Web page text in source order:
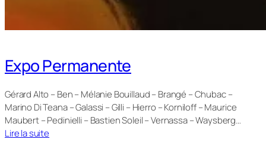
Expo Permanente
Gérard Alto – Ben – Mélanie Bouillaud – Brangé – Chubac –
Marino Di Teana – Galassi – Gilli – Hierro – Korniloff – Maurice
Maubert – Pedinielli – Bastien Soleil – Vernassa – Waysberg…
Lire la suite